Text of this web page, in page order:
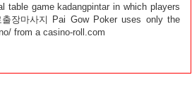
table gamekadangpintar in which players
장마사지 Pai Gow Poker uses only the
from a casino-roll.com